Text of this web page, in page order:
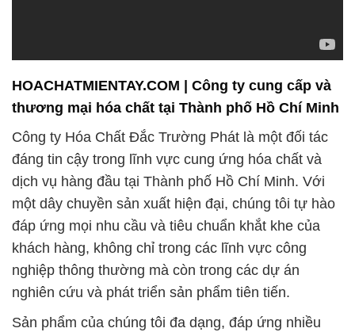
HOACHATMIENTAY.COM | Công ty cung cấp và
thương mại hóa chất tại Thành phố Hồ Chí Minh
Công ty Hóa Chất Đắc Trường Phát là một đối tác
đáng tin cậy trong lĩnh vực cung ứng hóa chất và
dịch vụ hàng đầu tại Thành phố Hồ Chí Minh. Với
một dây chuyền sản xuất hiện đại, chúng tôi tự hào
đáp ứng mọi nhu cầu và tiêu chuẩn khắt khe của
khách hàng, không chỉ trong các lĩnh vực công
nghiệp thông thường mà còn trong các dự án
nghiên cứu và phát triển sản phẩm tiên tiến.
Sản phẩm của chúng tôi đa dạng, đáp ứng nhiều